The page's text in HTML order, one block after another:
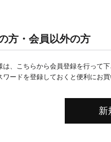
方・会員以外の方
、こちらから会員登録を行って下
ワードを登録しておくと便利にお